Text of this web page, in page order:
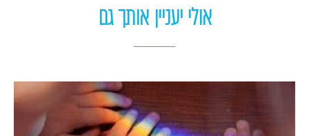
אולי יעניין אותך גם